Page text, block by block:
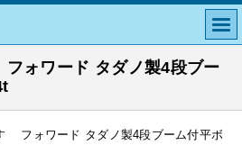
ォワード タダノ製4段ブー
フォワード タダノ製4段ブーム付平ボ